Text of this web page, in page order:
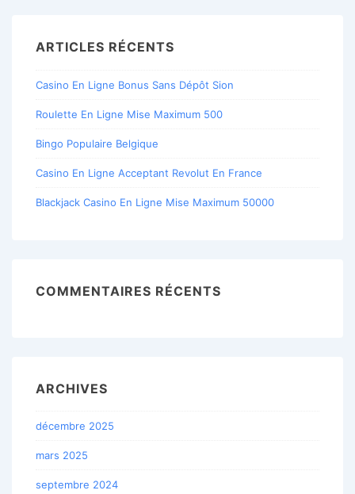
ARTICLES RÉCENTS
Casino En Ligne Bonus Sans Dépôt Sion
Roulette En Ligne Mise Maximum 500
Bingo Populaire Belgique
Casino En Ligne Acceptant Revolut En France
Blackjack Casino En Ligne Mise Maximum 50000
COMMENTAIRES RÉCENTS
ARCHIVES
décembre 2025
mars 2025
septembre 2024